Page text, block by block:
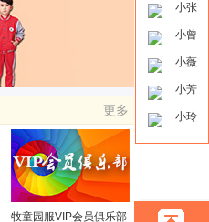
更多
牧童园服VIP会员俱乐部
小张
小曾
小薇
小芳
小玲